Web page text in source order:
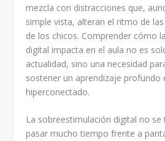
mezcla con distracciones que,
simple vista, alteran el ritmo de
de los chicos. Comprender cómo
digital impacta en el aula no es
actualidad, sino una necesidad
sostener un aprendizaje profundo
hiperconectado.
La sobreestimulación digital no
pasar mucho tiempo frente a